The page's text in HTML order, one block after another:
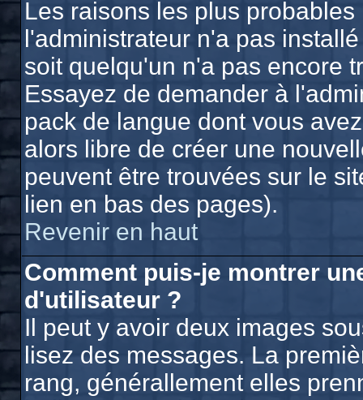
Les raisons les plus
l'administrateur n'a pas
soit quelqu'un n'a pas encore
Essayez de demander à
pack de langue dont vous
alors libre de créer une
peuvent être trouvées sur le
lien en bas des pages).
Revenir en haut
Comment puis-je montrer
d'utilisateur ?
Il peut y avoir deux images
lisez des messages. La
rang, générallement elles